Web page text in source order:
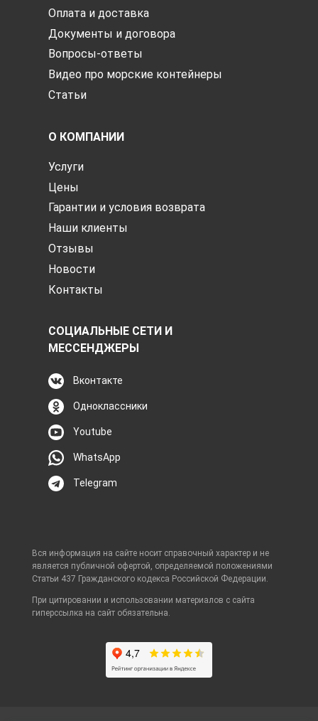
Оплата и доставка
Документы и договора
Вопросы-ответы
Видео про морские контейнеры
Статьи
О КОМПАНИИ
Услуги
Цены
Гарантии и условия возврата
Наши клиенты
Отзывы
Новости
Контакты
СОЦИАЛЬНЫЕ СЕТИ И
МЕССЕНДЖЕРЫ
Вконтакте
Одноклассники
Youtube
WhatsApp
Telegram
Вся информация на сайте носит справочный характер и не
является публичной офертой, определяемой положениями
Статьи 437 Гражданского кодекса Российской Федерации.
При цитировании и использовании материалов с сайта
гиперссылка на сайт обязательна.